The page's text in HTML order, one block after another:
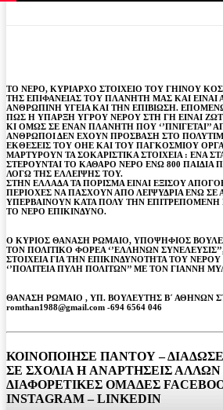
ΤΟ ΝΕΡΟ, ΚΥΡΙΑΡΧΟ ΣΤΟΙΧΕΙΟ ΤΟΥ ΓΗΙΝΟΥ
ΤΗΣ ΕΠΙΦΑΝΕΙΑΣ ΤΟΥ ΠΛΑΝΗΤΗ ΜΑΣ ΚΑΙ ΕΙΝΑΙ
ΑΝΘΡΩΠΙΝΗ ΥΓΕΙΑ ΚΑΙ ΤΗΝ ΕΠΙΒΙΩΣΗ.
ΠΩΣ Η ΥΠΑΡΞΗ ΥΓΡΟΥ ΝΕΡΟΥ ΣΤΗ ΓΗ ΕΙΝΑΙ
ΚΙ ΟΜΩΣ ΣΕ ΕΝΑΝ ΠΛΑΝΗΤΗ ΠΟΥ ‘’ΠΝΙΓΕΤΑΙ’’
ΑΝΘΡΩΠΟΙ ΔΕΝ ΕΧΟΥΝ ΠΡΟΣΒΑΣΗ ΣΤΟ
ΕΚΘΕΣΕΙΣ ΤΟΥ ΟΗΕ ΚΑΙ ΤΟΥ ΠΑΓΚΟΣΜΙΟΥ
ΜΑΡΤΥΡΟΥΝ ΤΑ ΣΟΚΑΡΙΣΤΙΚΑ ΣΤΟΙΧΕΙΑ : ΕΝΑ
ΣΤΕΡΟΥΝΤΑΙ ΤΟ ΚΑΘΑΡΟ ΝΕΡΟ ΕΝΩ 800 ΠΑΙΔΙΑ
ΛΟΓΩ ΤΗΣ ΕΛΛΕΙΨΗΣ ΤΟΥ.
ΣΤΗΝ ΕΛΛΑΔΑ ΤΑ ΠΟΡΙΣΜΑ ΕΙΝΑΙ ΕΞΙΣΟΥ
ΠΕΡΙΟΧΕΣ ΝΑ ΠΑΣΧΟΥΝ ΑΠΟ ΛΕΙΨΥΔΡΙΑ ΕΝΩ ΣΕ
ΥΠΕΡΒΑΙΝΟΥΝ ΚΑΤΑ ΠΟΛΥ ΤΗΝ
ΤΟ ΝΕΡΟ ΕΠΙΚΙΝΔΥΝΟ.
Ο ΚΥΡΙΟΣ ΘΑΝΑΣΗ ΡΩΜΑΙΟ, ΥΠΟΨΗΦΙΟΣ
ΤΟΝ ΠΟΛΙΤΙΚΟ ΦΟΡΕΑ ‘’ΕΛΛΗΝΩΝ
ΣΤΟΙΧΕΙΑ ΓΙΑ ΤΗΝ ΕΠΙΚΙΝΔΥΝΟΤΗΤΑ ΤΟΥ
‘’ΠΟΛΙΤΕΙΑ ΠΥΛΗ ΠΟΛΙΤΩΝ’’ ΜΕ ΤΟΝ ΓΙΑΝΝΗ
ΘΑΝΑΣΗ ΡΩΜΑΙΟ , ΥΠ. ΒΟΥΛΕΥΤΗΣ Β΄ ΑΘΗΝΩΝ
romthan1988@gmail.com -694 6564 046
ΚΟΙΝΟΠΟΙΗΣΕ ΠΑΝΤΟΥ –
ΣΕ ΣΧΟΛΙΑ H ΑΝAΡΤΗΣΕΙΣ ΑΛΛΩΝ
ΔΙΑΦΟΡΕTIKEΣ ΟΜΑΔΕΣ
INSTAGRAM – LINKEDIN